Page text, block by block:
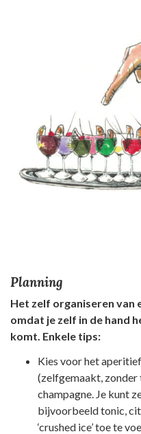
Planning
Het zelf organiseren van
omdat je zelf in de hand
komt. Enkele tips:
Kies voor het
(zelfgemaakt,
champagne. Je kunt
bijvoorbeeld tonic,
‘crushed ice’ toe te